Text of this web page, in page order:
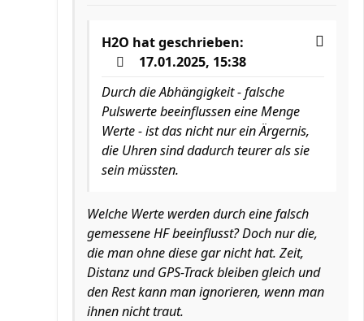
H2O hat geschrieben:
17.01.2025, 15:38
Durch die Abhängigkeit - falsche
Pulswerte beeinflussen eine Menge
Werte - ist das nicht nur ein Ärgernis,
die Uhren sind dadurch teurer als sie
sein müssten.
Welche Werte werden durch eine falsch
gemessene HF beeinflusst? Doch nur die,
die man ohne diese gar nicht hat. Zeit,
Distanz und GPS-Track bleiben gleich und
den Rest kann man ignorieren, wenn man
ihnen nicht traut.